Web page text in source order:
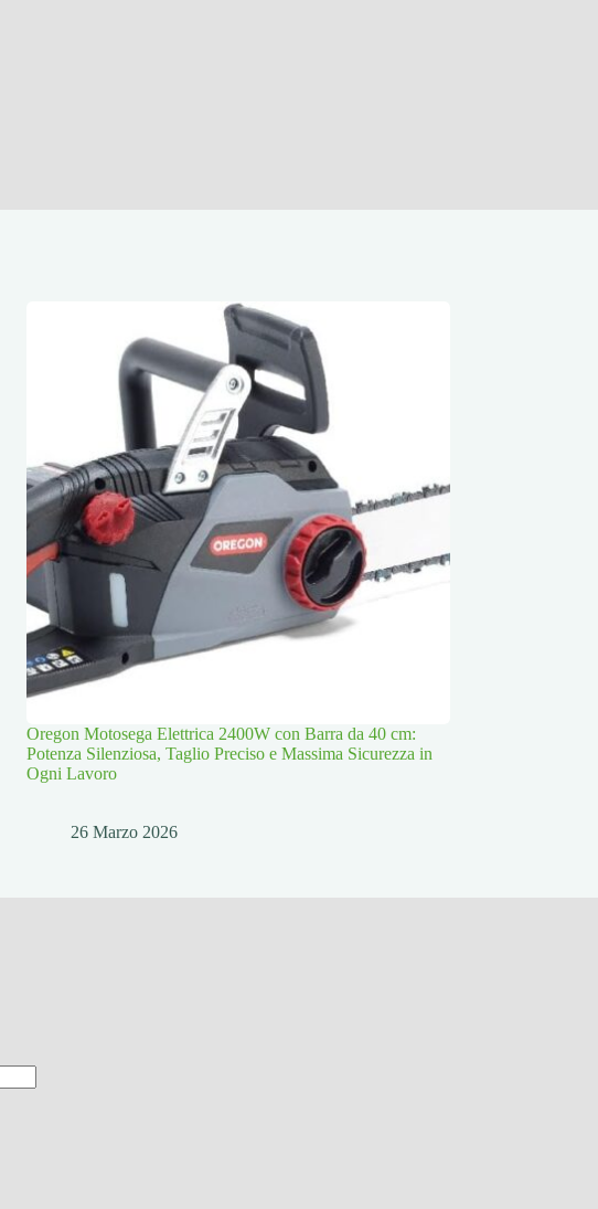
Oregon Motosega Elettrica 2400W con Barra da 40 cm:
Potenza Silenziosa, Taglio Preciso e Massima Sicurezza in
Ogni Lavoro
26 Marzo 2026